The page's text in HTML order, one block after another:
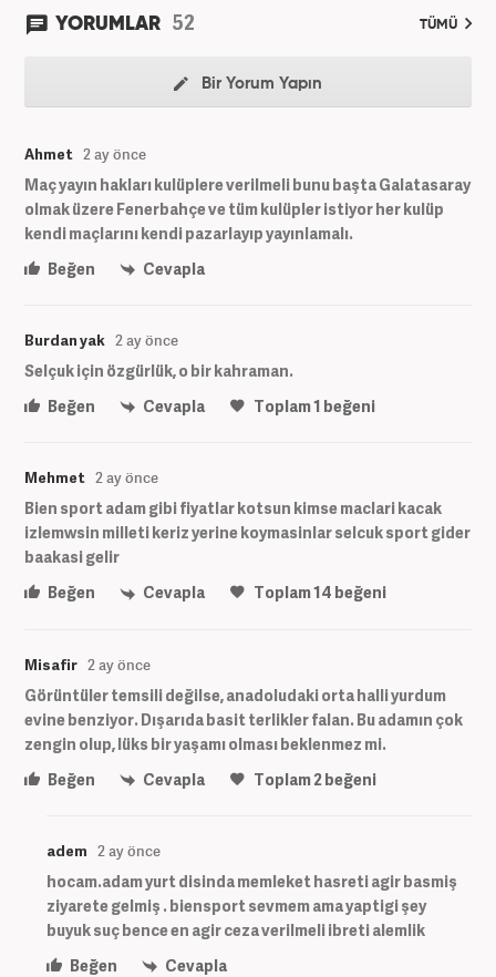
YORUMLAR 52 TÜMÜ
Bir Yorum Yapın
Ahmet 2 ay önce
Maç yayın hakları kulüplere verilmeli bunu başta Galatasaray
olmak üzere Fenerbahçe ve tüm kulüpler istiyor her kulüp
kendi maçlarını kendi pazarlayıp yayınlamalı.
Beğen
Cevapla
Burdan yak 2 ay önce
Selçuk için özgürlük, o bir kahraman.
Beğen
Cevapla Toplam1 beğeni
Mehmet 2 ay önce
Bien sport adam gibi fiyatlar kotsun kimse maclari kacak
izlemwsin milleti keriz yerine koymasinlar selcuk sport gider
baakasi gelir
Beğen
Cevapla Toplam14 beğeni
Misafir 2 ay önce
Görüntüler temsili değilse, anadoludaki orta halli yurdum
evine benziyor. Dışarıda basit terlikler falan. Bu adamın çok
zengin olup, lüks bir yaşamı olması beklenmez mi.
Beğen
Cevapla Toplam2 beğeni
adem 2 ay önce
hocam.adam yurt disinda memleket hasreti agir basmiş
ziyarete gelmiş . biensport sevmem ama yaptigi şey
buyuk suç bence en agir ceza verilmeli ibreti alemlik
Beğen
Cevapla